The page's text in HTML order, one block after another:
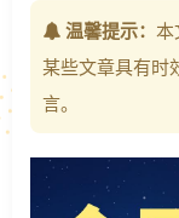
温馨提示： 本
某些文章具有时
言。